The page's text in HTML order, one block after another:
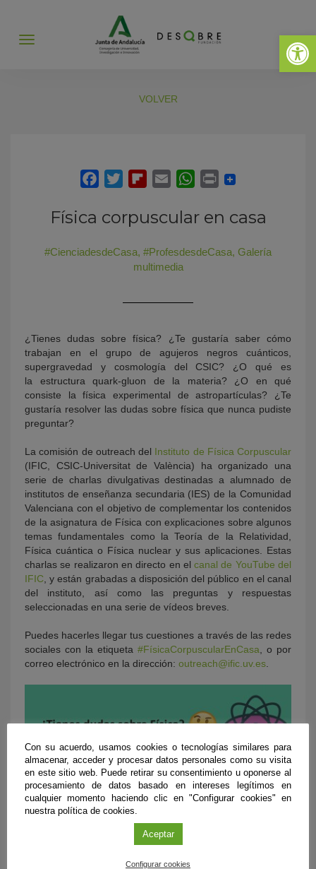
Abrir
Abrir
VOLVER
Física corpuscular en casa
#CienciadesdeCasa, #ProfesdesdeCasa, Galería
multimedia
¿Tienes dudas sobre física? ¿Te gustaría saber cómo
trabajan en el grupo de agujeros negros cuánticos,
supergravedad y cosmología del CSIC? ¿O qué es
la estructura quark-gluon de la materia? ¿O en qué
consiste la física experimental de astropartículas? ¿Te
gustaría resolver las dudas sobre física que nunca pudiste
preguntar?
La comisión de outreach del Instituto de Física Corpuscular
(IFIC, CSIC-Universitat de València) ha organizado una
serie de charlas divulgativas destinadas a alumnado de
institutos de enseñanza secundaria (IES) de la Comunidad
Valenciana con el objetivo de complementar los contenidos
de la asignatura de Física con explicaciones sobre algunos
temas fundamentales como la Teoría de la Relatividad,
Física cuántica o Física nuclear y sus aplicaciones. Estas
charlas se realizaron en directo en elcanal de YouTube del
IFIC , y están grabadas a disposición del público en el canal
del instituto, así como las preguntas y respuestas
seleccionadas en una serie de vídeos breves.
Puedes hacerles llegar tus cuestiones a través de las redes
sociales con la etiqueta #FísicaCorpuscularEnCasa , o por
correo electrónico en la dirección: outreach@ific.uv.es
Con su acuerdo, usamos cookies o tecnologías similares para
almacenar, acceder y procesar datos personales como su visita
en este sitio web. Puede retirar su consentimiento u oponerse al
procesamiento de datos basado en intereses legítimos en
cualquier momento haciendo clic en "Configurar cookies" en
nuestra política de cookies.
Aceptar
Configurar cookies